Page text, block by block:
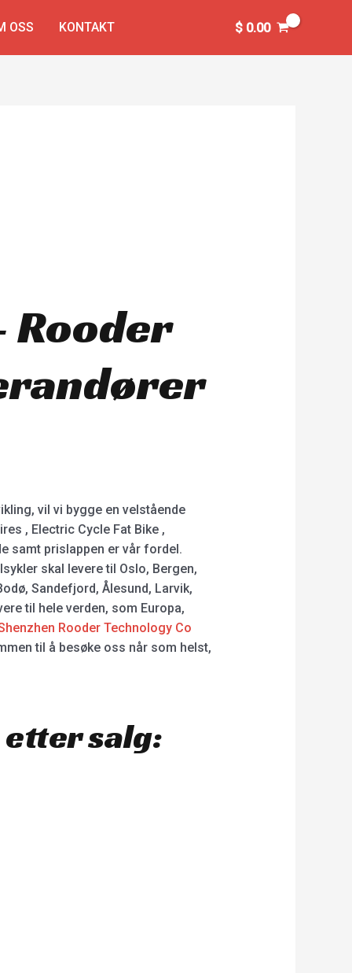
OSS KONTAKT $0.00
Rooder
vil vi bygge en velstående
, Electric Cycle Fat Bike ,
samt prislappen er vår fordel.
skal levere til Oslo, Bergen,
Sandefjord, Ålesund, Larvik,
til hele verden, som Europa,
Rooder Technology Co
til å besøke oss når som helst,
salg: